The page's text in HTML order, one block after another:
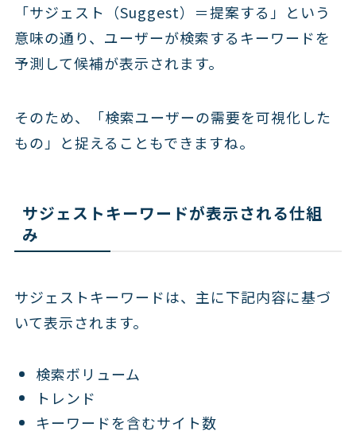
「サジェスト（Suggest）＝提案する」という
意味の通り、ユーザーが検索するキーワードを
予測して候補が表示されます。
そのため、「検索ユーザーの需要を可視化した
もの」と捉えることもできますね。
サジェストキーワードが表示される仕組
み
サジェストキーワードは、主に下記内容に基づ
いて表示されます。
検索ボリューム
トレンド
キーワードを含むサイト数